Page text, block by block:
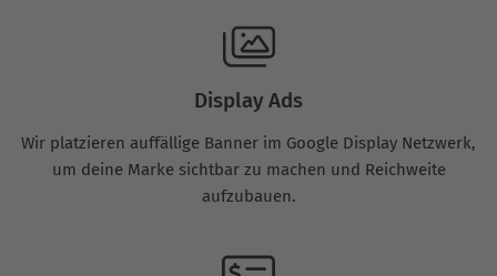
Display Ads
Wir platzieren auffällige Banner im Google Display Netzwerk,
um deine Marke sichtbar zu machen und Reichweite
aufzubauen.